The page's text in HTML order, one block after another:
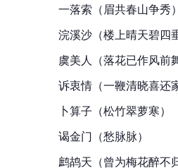
一落索（眉共春山争秀
浣溪沙（楼上晴天碧四
虞美人（落花已作风前
诉衷情（一鞭清晓喜还
卜算子（松竹翠萝寒）
谒金门（愁脉脉）
鹧鸪天（曾为梅花醉不